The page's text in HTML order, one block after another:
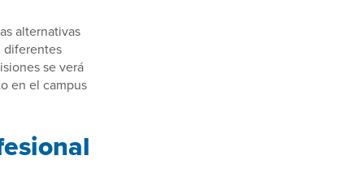
alternativas
diferentes
se verá
en el campus